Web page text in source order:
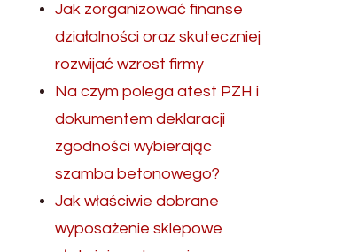
Jak zorganizować finanse
działalności oraz skuteczniej
rozwijać wzrost firmy
Na czym polega atest PZH i
dokumentem deklaracji
zgodności wybierając
szamba betonowego?
Jak właściwie dobrane
wyposażenie sklepowe